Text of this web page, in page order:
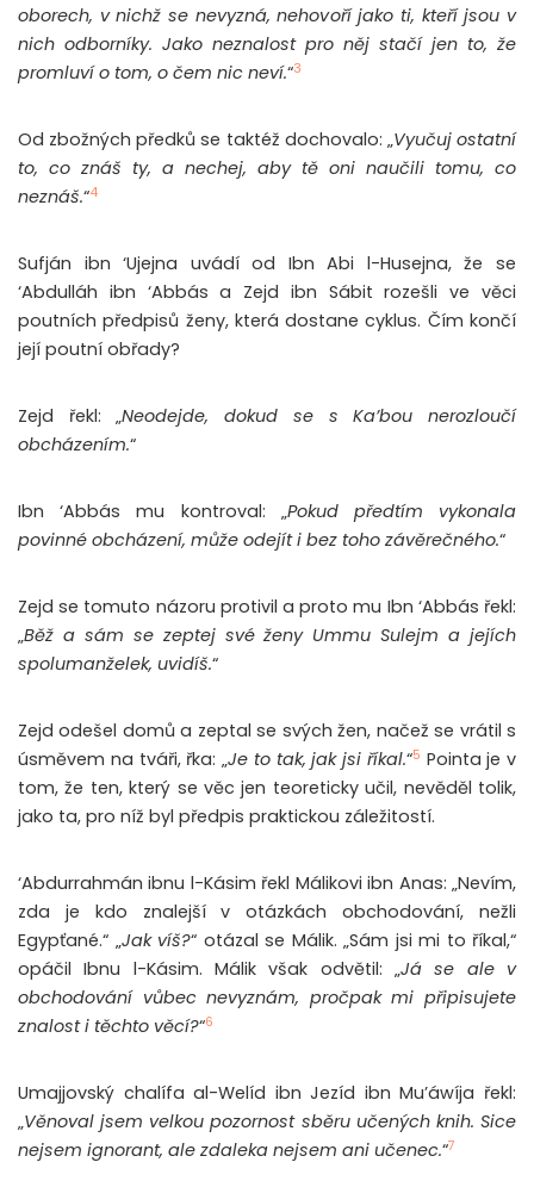
oborech, v nichž se nevyzná, nehovoří jako ti, kteří jsou v
nich odborníky. Jako neznalost pro něj stačí jen to, že
promluví o tom, o čem nic neví.“3
Od zbožných předků se taktéž dochovalo: „Vyučuj ostatní
to, co znáš ty, a nechej, aby tě oni naučili tomu, co
neznáš.“4
Sufján ibn ‘Ujejna uvádí od Ibn Abi l-Husejna, že se
‘Abdulláh ibn ‘Abbás a Zejd ibn Sábit rozešli ve věci
poutních předpisů ženy, která dostane cyklus. Čím končí
její poutní obřady?
Zejd řekl: „Neodejde, dokud se s Ka’bou nerozloučí
obcházením.“
Ibn ‘Abbás mu kontroval: „Pokud předtím vykonala
povinné obcházení, může odejít i bez toho závěrečného.“
Zejd se tomuto názoru protivil a proto mu Ibn ‘Abbás řekl:
„Běž a sám se zeptej své ženy Ummu Sulejm a jejích
spolumanželek, uvidíš.“
Zejd odešel domů a zeptal se svých žen, načež se vrátil s
úsměvem na tváři, řka: „Je to tak, jak jsi říkal.“5 Pointa je v
tom, že ten, který se věc jen teoreticky učil, nevěděl tolik,
jako ta, pro níž byl předpis praktickou záležitostí.
‘Abdurrahmán ibnu l-Kásim řekl Málikovi ibn Anas: „Nevím,
zda je kdo znalejší v otázkách obchodování, nežli
Egypťané.“ „Jak víš?“ otázal se Málik. „Sám jsi mi to říkal,“
opáčil Ibnu l-Kásim. Málik však odvětil: „Já se ale v
obchodování vůbec nevyznám, pročpak mi připisujete
znalost i těchto věcí?“6
Umajjovský chalífa al-Welíd ibn Jezíd ibn Mu’áwíja řekl:
„Věnoval jsem velkou pozornost sběru učených knih. Sice
nejsem ignorant, ale zdaleka nejsem ani učenec.“7